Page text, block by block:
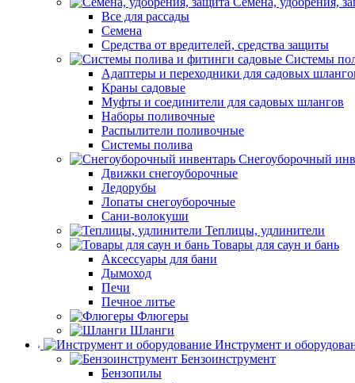
Все для рассады
Семена
Средства от вредителей, средства защиты
Системы
Адаптеры и переходники для садовых
Краны садовые
Муфты и соединители для садовых шлангов
Наборы поливочные
Распылители поливочные
Системы полива
Снегоуборочный
Движки снегоуборочные
Ледорубы
Лопаты снегоуборочные
Сани-волокуши
Теплицы, удлинители
Товары для саун и бань
Аксессуары для бани
Дымоход
Печи
Печное литье
Флюгеры
Шланги
Инструмент и
Бензоинструмент
Бензопилы